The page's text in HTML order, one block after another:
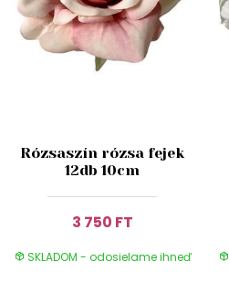
Rózsaszín rózsa fejek
12db 10cm
3 750 FT
SKLADOM - odosielame ihneď